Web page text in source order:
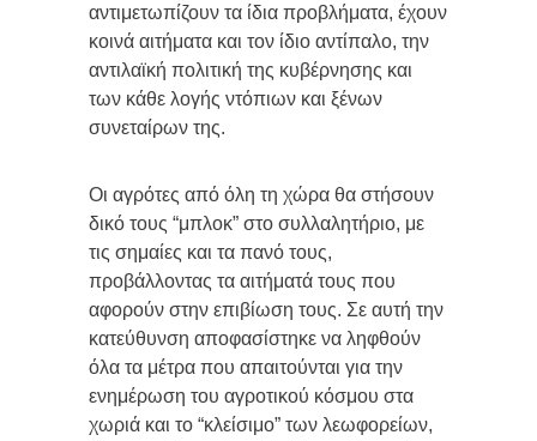
αντιμετωπίζουν τα ίδια προβλήματα, έχουν
κοινά αιτήματα και τον ίδιο αντίπαλο, την
αντιλαϊκή πολιτική της κυβέρνησης και
των κάθε λογής ντόπιων και ξένων
συνεταίρων της.
Οι αγρότες από όλη τη χώρα θα στήσουν
δικό τους “μπλοκ” στο συλλαλητήριο, με
τις σημαίες και τα πανό τους,
προβάλλοντας τα αιτήματά τους που
αφορούν στην επιβίωση τους. Σε αυτή την
κατεύθυνση αποφασίστηκε να ληφθούν
όλα τα μέτρα που απαιτούνται για την
ενημέρωση του αγροτικού κόσμου στα
χωριά και το “κλείσιμο” των λεωφορείων,